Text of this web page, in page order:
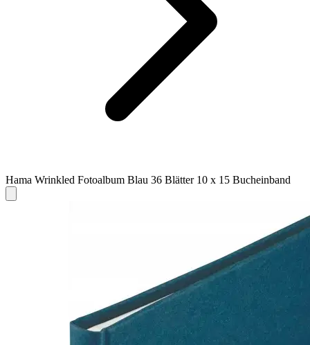
Hama Wrinkled Fotoalbum Blau 36 Blätter 10 x 15 Bucheinband